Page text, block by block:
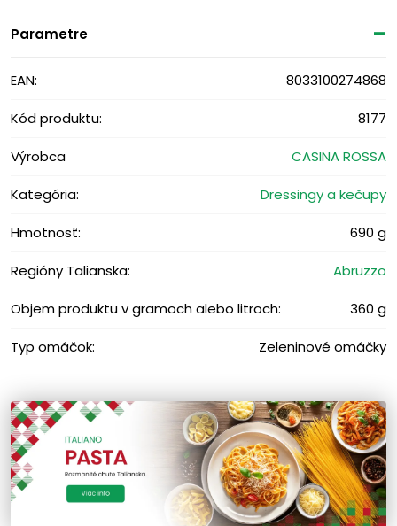
Parametre
EAN: 8033100274868
Kód produktu: 8177
Výrobca CASINA ROSSA
Kategória: Dressingy a kečupy
Hmotnosť: 690 g
Regióny Talianska: Abruzzo
Objem produktu v gramoch alebo litroch: 360 g
Typ omáčok: Zeleninové omáčky